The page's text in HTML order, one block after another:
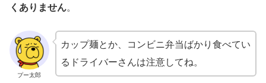
くありません。
プー太郎
カップ麺とか、コンビニ弁当ばかり食べてい
るドライバーさんは注意してね。